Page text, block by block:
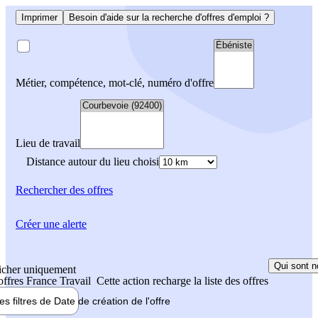
Imprimer Besoin d'aide sur la recherche d'offres d'emploi ?
Métier, compétence, mot-clé, numéro d'offre
Lieu de travail
Distance autour du lieu choisi
Rechercherdes offres
uniquement
France Travail Cette action recharge la liste des offres
Qui sont
filtres de Date de création de l'offre
Créer une alerte